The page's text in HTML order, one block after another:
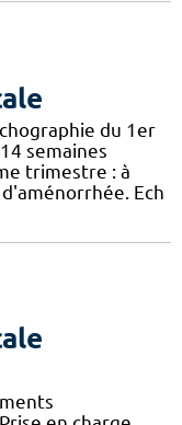
du 1er
semaines
trimestre : à
Ech